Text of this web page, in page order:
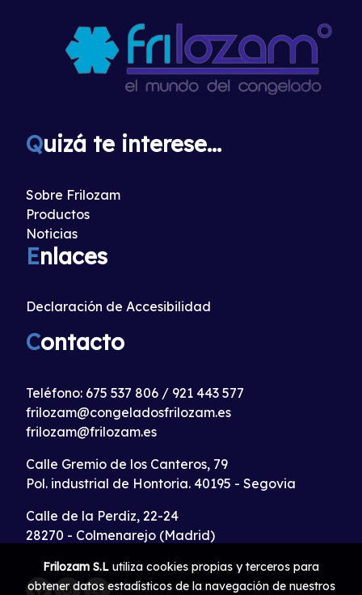
Quizá te interese...
Sobre Frilozam
Productos
Noticias
Enlaces
Declaración de Accesibilidad
Contacto
Teléfono: 675 537 806 / 921 443 577
frilozam@congeladosfrilozam.es
frilozam@frilozam.es
Calle Gremio de los Canteros, 79
Pol. industrial de Hontoria. 40195 - Segovia
Calle de la Perdiz, 22-24
28270 - Colmenarejo (Madrid)
Frilozam S.L utiliza cookies propias y terceros para
obtener datos estadísticos de la navegación de nuestros